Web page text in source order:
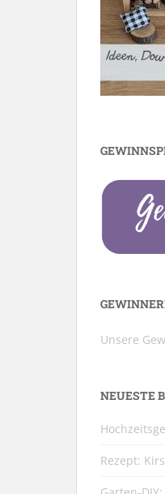
Unsere
NEUESTE
Rezept: